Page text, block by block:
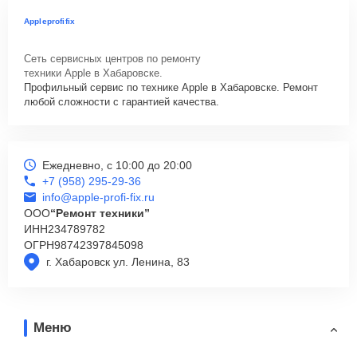
Appleprofifix
Сеть сервисных центров по ремонту
техники Apple в Хабаровске.
Профильный сервис по технике Apple в Хабаровске. Ремонт
любой сложности с гарантией качества.
г. Хабаровск ул. Ленина, 83
Ежедневно, с 10:00 до 20:00
+7 (958) 295-29-36
info@apple-profi-fix.ru
ООО“Ремонт техники”
ИНН234789782
ОГРН98742397845098
Меню